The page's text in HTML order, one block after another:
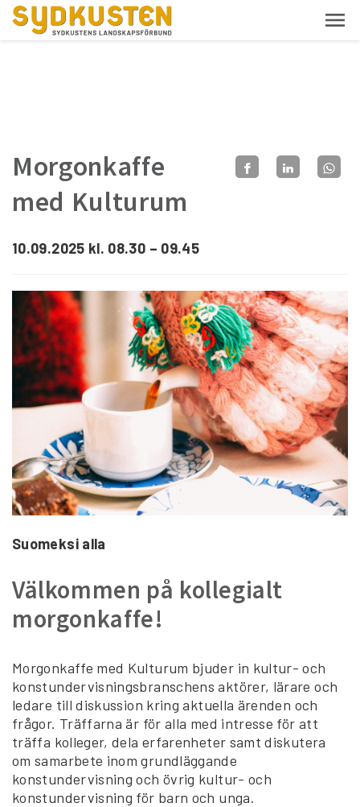
Morgonkaffe
med Kulturum
10.09.2025 kl. 08.30 – 09.45
Suomeksi alla
Välkommen på kollegialt
morgonkaffe!
Morgonkaffe med Kulturum bjuder in kultur- och
konstundervisningsbranschens aktörer, lärare och
ledare till diskussion kring aktuella ärenden och
frågor. Träffarna är för alla med intresse för att
träffa kolleger, dela erfarenheter samt diskutera
om samarbete inom grundläggande
konstundervisning och övrig kultur- och
konstundervisning för barn och unga.